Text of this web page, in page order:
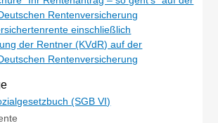
Rentenversicherung
einschließlich
der Rentner (KVdR) auf der
Rentenversicherung
(SGB VI)